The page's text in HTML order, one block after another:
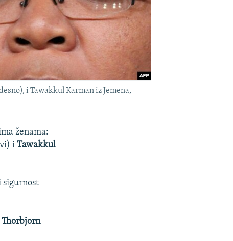
i Tawakkul Karman iz Jemena,
ženama:
iTawakkul
sigurnost
Thorbjorn